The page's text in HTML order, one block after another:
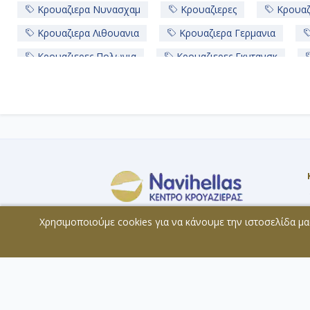
Χρησιμοποιούμε cookies για να κάνουμε την ιστοσελίδα
Κρουαζιερα Νυνασχαμ
Κρουαζιερες
Κρουαζιερα Λιθουανια
Κρουαζιερα Γερμανια
Κρουαζιερες Πολωνια
Κρουαζιερες Γκντανσκ
ΠΕΙΡΑΙΑΣ
ΜΗ.Τ.Ε. 0207Ε60000819800